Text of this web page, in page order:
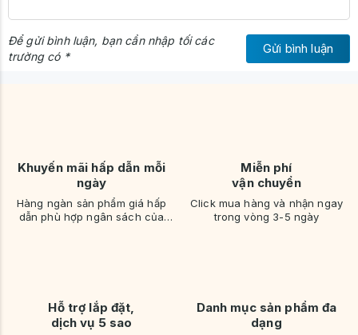
Để gửi bình luận, bạn cần nhập tối các
trường có *
Gửi bình luận
Khuyến mãi hấp dẫn mỗi
ngày
Hàng ngàn sản phẩm giá hấp
dẫn phù hợp ngân sách của
Miễn phí
vận chuyển
Click mua hàng và nhận ngay
trong vòng 3-5 ngày
Hỗ trợ lắp đặt,
dịch vụ 5 sao
Danh mục sản phẩm đa
dạng